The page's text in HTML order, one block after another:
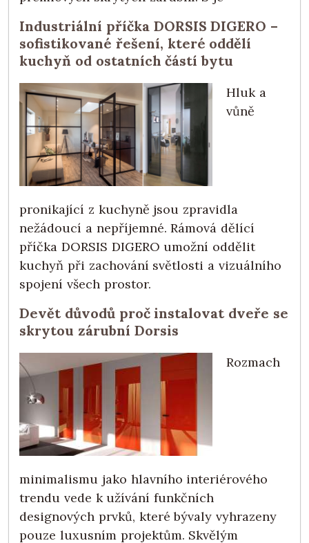
Industriální příčka DORSIS DIGERO –
sofistikované řešení, které oddělí
kuchyň od ostatních částí bytu
Hluk a
vůně
pronikající z kuchyně jsou zpravidla
nežádoucí a nepříjemné. Rámová dělící
příčka DORSIS DIGERO umožní oddělit
kuchyň při zachování světlosti a vizuálního
spojení všech prostor.
Devět důvodů proč instalovat dveře se
skrytou zárubní Dorsis
Rozmach
minimalismu jako hlavního interiérového
trendu vede k užívání funkčních
designových prvků, které bývaly vyhrazeny
pouze luxusním projektům. Skvělým